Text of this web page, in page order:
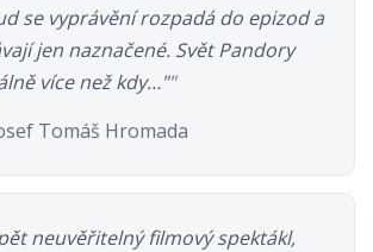
se vyprávění rozpadá do epizod a
jen naznačené. Svět Pandory
více než kdy…"
Tomáš Hromada
neuvěřitelný filmový spektákl,